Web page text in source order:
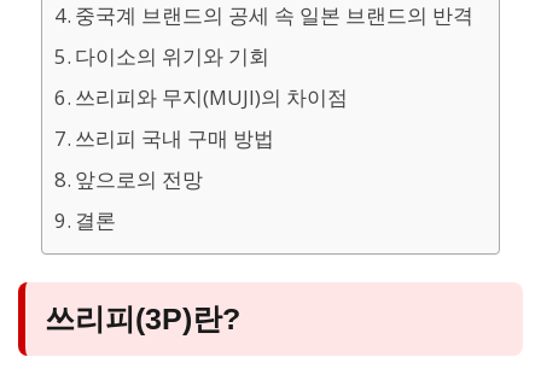
중국계 브랜드의 공세 속 일본 브랜드의 반격
다이소의 위기와 기회
쓰리피와 무지(MUJI)의 차이점
쓰리피 국내 구매 방법
앞으로의 전망
결론
쓰리피(3P)란?